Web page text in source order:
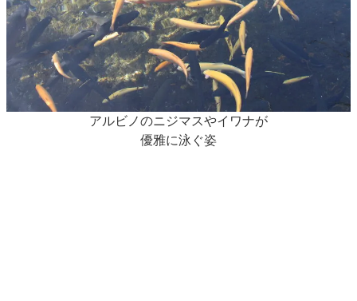
アルビノのニジマスやイワナが
優雅に泳ぐ姿